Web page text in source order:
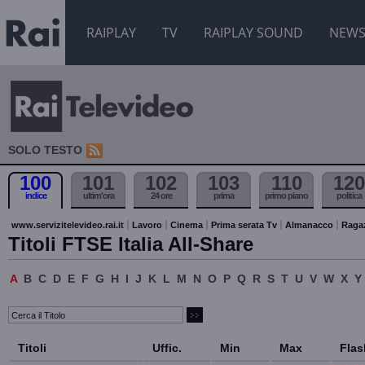
RAIPLAY TV RAIPLAY SOUND NEWS
SOLO TESTO
100
indice
101
ultim'ora
102
24 ore
103
prima
110
primo piano
120
politica
www.servizitelevideo.rai.it Lavoro Cinema Prima serata Tv Almanacco
Titoli FTSE Italia All-Share
A B C D E F G H I J K L M N O P Q R S T U V W X Y
Titoli Uffic. Min Max